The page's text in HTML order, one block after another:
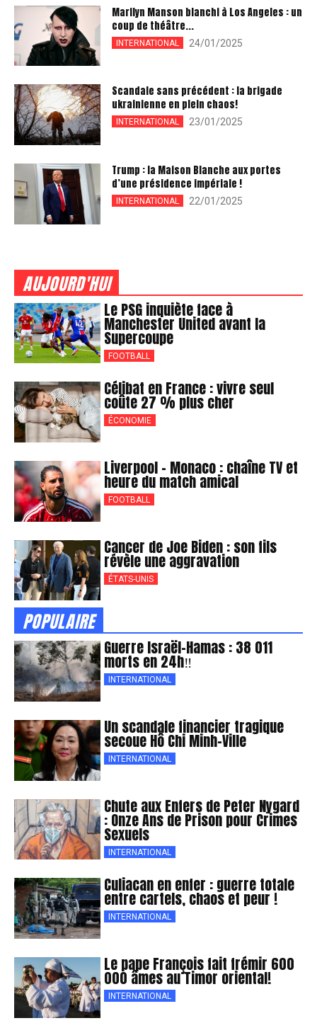
Marilyn Manson blanchi à Los Angeles : un
coup de théâtre...
INTERNATIONAL 24/01/2025
Scandale sans précédent : la brigade
ukrainienne en plein chaos!
INTERNATIONAL 23/01/2025
Trump : la Maison Blanche aux portes
d’une présidence impériale !
INTERNATIONAL 22/01/2025
AUJOURD'HUI
Le PSG inquiète face à
Manchester United avant la
Supercoupe
FOOTBALL
Célibat en France : vivre seul
coûte 27 % plus cher
ÉCONOMIE
Liverpool – Monaco : chaîne TV et
heure du match amical
FOOTBALL
Cancer de Joe Biden : son fils
révèle une aggravation
ÉTATS-UNIS
POPULAIRE
Guerre Israël-Hamas : 38 011
morts en 24h‼
INTERNATIONAL
Un scandale financier tragique
secoue Hô Chi Minh-Ville
INTERNATIONAL
Chute aux Enfers de Peter Nygard
: Onze Ans de Prison pour Crimes
Sexuels
INTERNATIONAL
Culiacan en enfer : guerre totale
entre cartels, chaos et peur !
INTERNATIONAL
Le pape François fait frémir 600
000 âmes au Timor oriental!
INTERNATIONAL